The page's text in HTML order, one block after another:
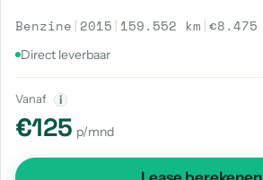
Benzine | 2015 | 159.552 km |€8.475
Direct leverbaar
Vanaf i
€125 p/mnd